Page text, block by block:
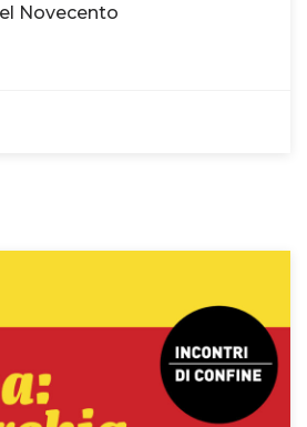
Novecento